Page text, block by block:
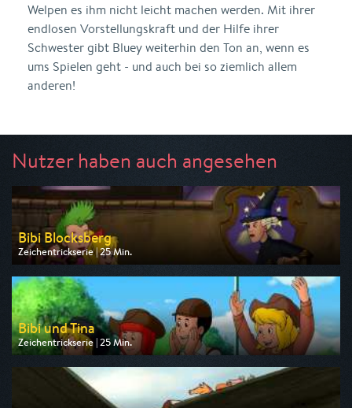
Welpen es ihm nicht leicht machen werden. Mit ihrer
endlosen Vorstellungskraft und der Hilfe ihrer
Schwester gibt Bluey weiterhin den Ton an, wenn es
ums Spielen geht - und auch bei so ziemlich allem
anderen!
Nutzer haben auch angesehen
Bibi Blocksberg
Zeichentrickserie | 25 Min.
Ausgestrahlt von ZDF
am 08.08.2026, 07:30
Bibi und Tina
Zeichentrickserie | 25 Min.
Ausgestrahlt von ZDF
am 08.08.2026, 09:10